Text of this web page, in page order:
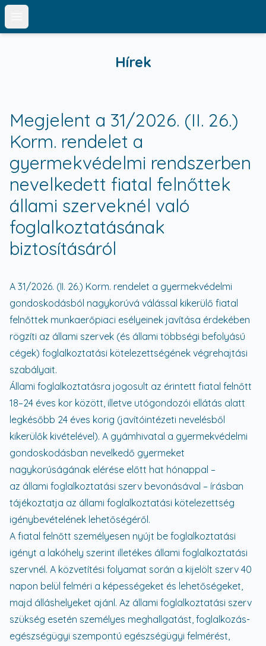
Open main menu
Hírek
Megjelent a 31/2026. (II. 26.)
Korm. rendelet a
gyermekvédelmi rendszerben
nevelkedett fiatal felnőttek
állami szerveknél való
foglalkoztatásának
biztosításáról
A 31/2026. (II. 26.) Korm. rendelet a gyermekvédelmi
gondoskodásból nagykorúvá válással kikerülő fiatal
felnőttek munkaerőpiaci esélyeinek javítása érdekében
rögzíti az állami szervek (és állami többségi befolyású
cégek) foglalkoztatási kötelezettségének végrehajtási
szabályait.
Állami foglalkoztatásra jogosult az érintett fiatal felnőtt
18–24 éves kor között, illetve utógondozói ellátás alatt
legkésőbb 24 éves korig (javítóintézeti nevelésből
kikerülők kivételével). A gyámhivatal a gyermekvédelmi
gondoskodásban nevelkedő gyermeket
nagykorúságának elérése előtt hat hónappal –
az állami foglalkoztatási szerv bevonásával – írásban
tájékoztatja az állami foglalkoztatási kötelezettség
igénybevételének lehetőségéről.
A fiatal felnőtt személyesen nyújt be foglalkoztatási
igényt a lakóhely szerint illetékes állami foglalkoztatási
szervnél. A közvetítési folyamat során a kijelölt szerv 40
napon belül felméri a képességeket és lehetőségeket,
majd álláshelyeket ajánl. Az állami foglalkoztatási szerv
szükség esetén személyes meghallgatást, foglalkozás-
egészségügyi szempontú egészségügyi felmérést,